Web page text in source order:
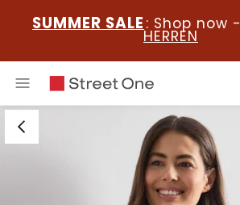
SUMMER SALE : Shop now -
HERREN